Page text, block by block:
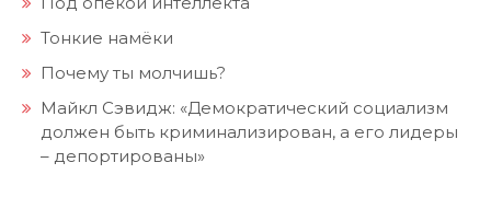
Тонкие намёки
Почему ты молчишь?
Майкл Сэвидж: «Демократический социализм
должен быть криминализирован, а его лидеры
– депортированы»